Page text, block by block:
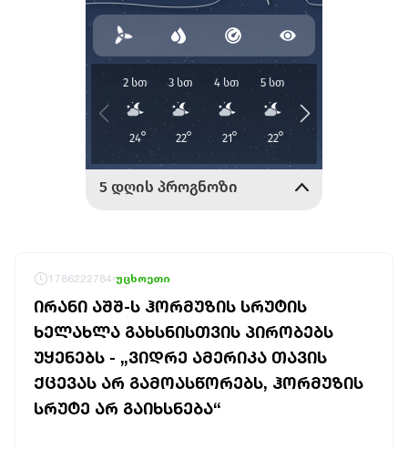
1786222784 უცხოეთი
ᲘᲠᲐᲜᲘ ᲐᲨᲨ-Ს ᲰᲝᲠᲛᲣᲖᲘᲡ ᲡᲠᲣᲢᲘᲡ
ᲮᲔᲚᲐᲮᲚᲐ ᲒᲐᲮᲡᲜᲘᲡᲗᲕᲘᲡ ᲞᲘᲠᲝᲑᲔᲑᲡ
ᲣᲧᲔᲜᲔᲑᲡ - „ᲕᲘᲓᲠᲔ ᲐᲛᲔᲠᲘᲙᲐ ᲗᲐᲕᲘᲡ
ᲥᲪᲔᲕᲐᲡ ᲐᲠ ᲒᲐᲛᲝᲐᲡᲬᲝᲠᲔᲑᲡ, ᲰᲝᲠᲛᲣᲖᲘᲡ
ᲡᲠᲣᲢᲔ ᲐᲠ ᲒᲐᲘᲮᲡᲜᲔᲑᲐ“